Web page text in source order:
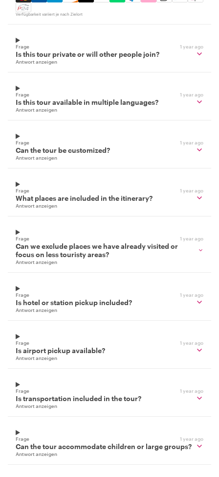
Verfügbarkeit variiert je nach Zielort
Frage 1 year ago
Is this tour private or will other people join?
Antwort anzeigen
Frage 1 year ago
Is this tour available in multiple languages?
Antwort anzeigen
Frage 1 year ago
Can the tour be customized?
Antwort anzeigen
Frage 1 year ago
What places are included in the itinerary?
Antwort anzeigen
Frage 1 year ago
Can we exclude places we have already visited or
focus on less touristy areas?
Antwort anzeigen
Frage 1 year ago
Is hotel or station pickup included?
Antwort anzeigen
Frage 1 year ago
Is airport pickup available?
Antwort anzeigen
Frage 1 year ago
Is transportation included in the tour?
Antwort anzeigen
Frage 1 year ago
Can the tour accommodate children or large groups?
Antwort anzeigen